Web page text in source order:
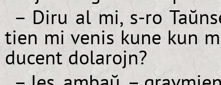
– Diru al mi, s-ro
tien mi venis kune kun
ducent dolarojn?